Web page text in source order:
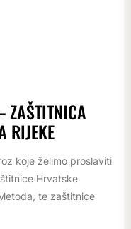
ZAŠTITNICA
RIJEKE
koje želimo proslaviti
Hrvatske
te zaštitnice